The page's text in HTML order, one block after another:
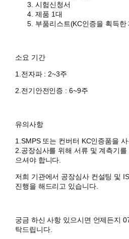
시험신청서
제품 1대
부품리스트(KC인증을 획득한
소요 기간
1.전자파 : 2~3주
2.전기안전인증 : 6~9주
유의사항
1.SMPS 또는 컨버터 KC인증품을
2.공장심사를 위해 서류 및 계측기
으셔야 합니다.
저희 기관에서 공장심사 컨설팅 및
진행을 해드리고 있습니다.
궁금 하신 사항 있으시면 언제든지
탁드립니다.